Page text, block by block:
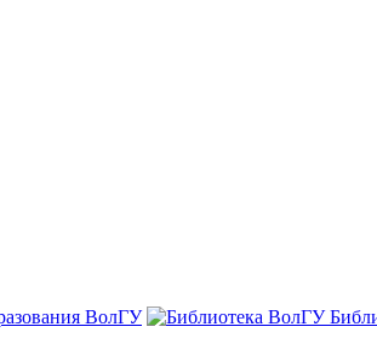
ВолГУ